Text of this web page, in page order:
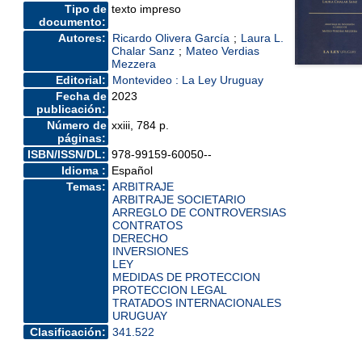
Tipo de
documento:
texto impreso
Autores: Ricardo Olivera García ; Laura L.
Chalar Sanz ; Mateo Verdias
Mezzera
Editorial:
Montevideo : La Ley Uruguay
Fecha de
publicación:
2023
Número de
páginas:
xxiii, 784 p.
ISBN/ISSN/DL: 978-99159-60050--
Idioma : Español
Temas: ARBITRAJE
ARBITRAJE SOCIETARIO
ARREGLO DE CONTROVERSIAS
CONTRATOS
DERECHO
INVERSIONES
LEY
MEDIDAS DE PROTECCION
PROTECCION LEGAL
TRATADOS INTERNACIONALES
URUGUAY
Clasificación: 341.522